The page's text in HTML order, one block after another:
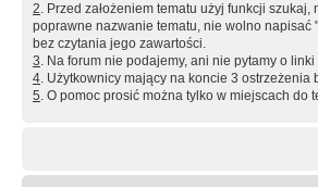
2. Przed założeniem tematu użyj funkcji
poprawne nazwanie tematu, nie wolno napisać
bez czytania jego zawartości.
3. Na forum nie podajemy, ani nie pytamy o
4. Użytkownicy mający na koncie 3 ostrzeżenia
5. O pomoc prosić można tylko w miejscach do